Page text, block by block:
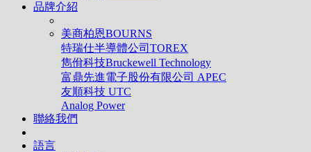
品牌介紹
美商柏恩BOURNS
特瑞仕半導體公司TOREX
雋佾科技Bruckewell Technology
富鼎先進電子股份有限公司 APEC
友順科技 UTC
Analog Power
聯絡我們
語言